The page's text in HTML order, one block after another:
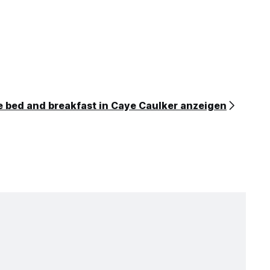
bed and breakfast in Caye Caulker anzeigen